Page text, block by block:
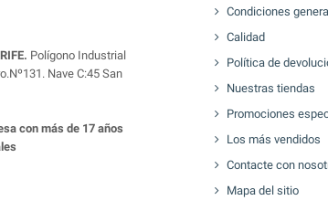
Polígono Industrial
Nave C:45 San
con más de 17 años
Condiciones
Calidad
Política de
Nuestras tiendas
Promociones
Los más vendidos
Contacte con
Mapa del sitio